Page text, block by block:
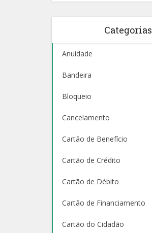
Categorias
Anuidade
Bandeira
Bloqueio
Cancelamento
Cartão de Benefício
Cartão de Crédito
Cartão de Débito
Cartão de Financiamento
Cartão do Cidadão